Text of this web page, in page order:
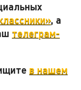
, а
телеграм-
в нашем